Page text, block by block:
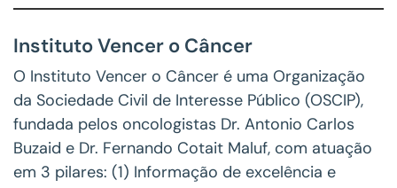
Instituto Vencer o Câncer
O Instituto Vencer o Câncer é uma Organização
da Sociedade Civil de Interesse Público (OSCIP),
fundada pelos oncologistas Dr. Antonio Carlos
Buzaid e Dr. Fernando Cotait Maluf, com atuação
em 3 pilares: (1) Informação de excelência e